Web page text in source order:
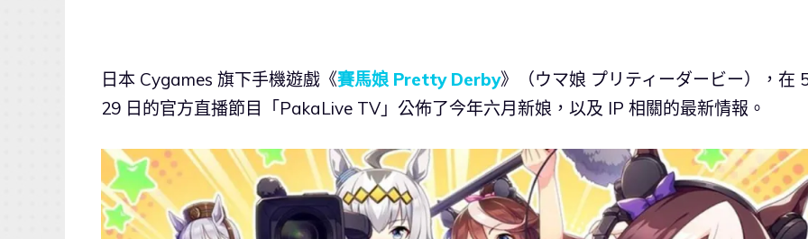
日本 Cygames 旗下手機遊戲《賽馬娘 Pretty Derby》（ウマ娘 プリティーダービー），在
29 日的官方直播節目「PakaLive TV」公佈了今年六月新娘，以及 IP 相關的最新情報。